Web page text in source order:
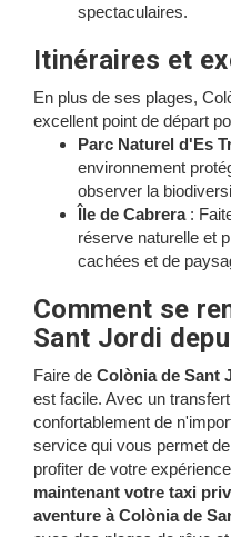
spectaculaires.
Itinéraires et
En plus de ses plages,
excellent point de départ
Parc Naturel d'Es
environnement
observer la
Île de Cabrera:
réserve naturelle et
cachées et de
Comment se
Sant Jordi
Faire de Colònia de Sant
est facile. Avec un
confortablement de
service qui vous permet
profiter de votre
maintenant votre taxi
aventure à Colònia de